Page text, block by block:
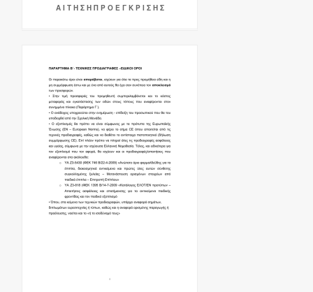
Α Ι Τ Η Σ Η Π Ρ Ο Ε Γ Κ Ρ Ι Σ Η Σ